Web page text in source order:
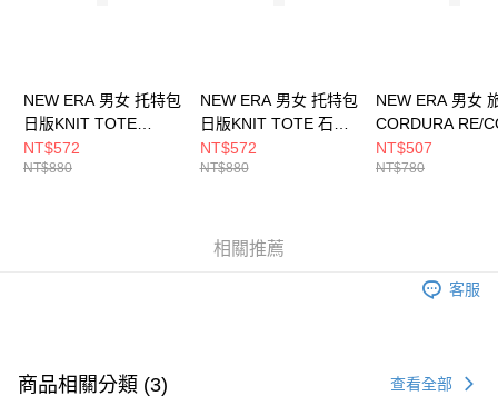
NEW ERA 男女 托特包
日版KNIT TOTE
NE14388146
NT$572
NT$880
NEW ERA 男女 托特包
日版KNIT TOTE 石
NE14388145
NT$572
NT$880
NEW ERA 男女
CORDURA RE/
FW25 NEW ERA
NE14703387
NT$507
NT$780
相關推薦
客服
商品相關分類 (3) 查看全部